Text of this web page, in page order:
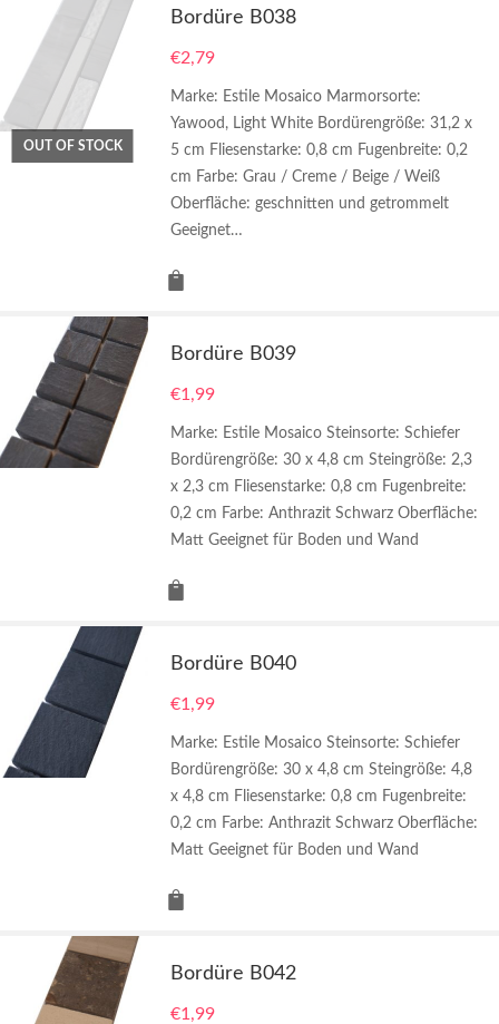
OUT OF STOCK
Bordüre B038
€2,79
Marke: Estile Mosaico Marmorsorte:
Yawood, Light White Bordürengröße: 31,2 x
5 cm Fliesenstarke: 0,8 cm Fugenbreite: 0,2
cm Farbe: Grau / Creme / Beige / Weiß
Oberfläche: geschnitten und getrommelt
Geeignet…
Bordüre B039
€1,99
Marke: Estile Mosaico Steinsorte: Schiefer
Bordürengröße: 30 x 4,8 cm Steingröße: 2,3
x 2,3 cm Fliesenstarke: 0,8 cm Fugenbreite:
0,2 cm Farbe: Anthrazit Schwarz Oberfläche:
Matt Geeignet für Boden und Wand
Bordüre B040
€1,99
Marke: Estile Mosaico Steinsorte: Schiefer
Bordürengröße: 30 x 4,8 cm Steingröße: 4,8
x 4,8 cm Fliesenstarke: 0,8 cm Fugenbreite:
0,2 cm Farbe: Anthrazit Schwarz Oberfläche:
Matt Geeignet für Boden und Wand
Bordüre B042
€1,99